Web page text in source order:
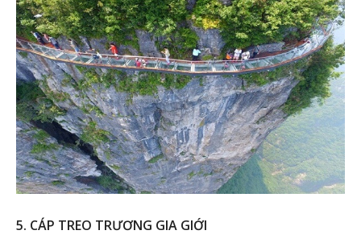
5. CÁP TREO TRƯƠNG GIA GIỚI